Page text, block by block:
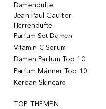
Damendüfte
Jean Paul Gaultier
Herrendüfte
Parfum Set Damen
Vitamin C Serum
Damen Parfum Top 10
Parfum Männer Top 10
Korean Skincare
TOP THEMEN